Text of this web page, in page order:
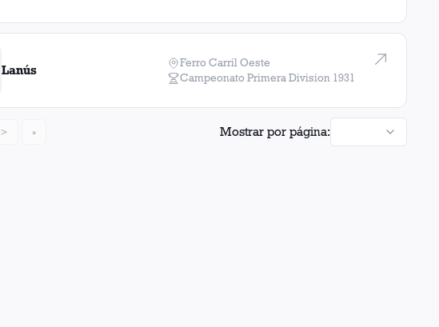
Lanús
Ferro Carril Oeste
Campeonato Primera Division 1931
> » Mostrar por página: